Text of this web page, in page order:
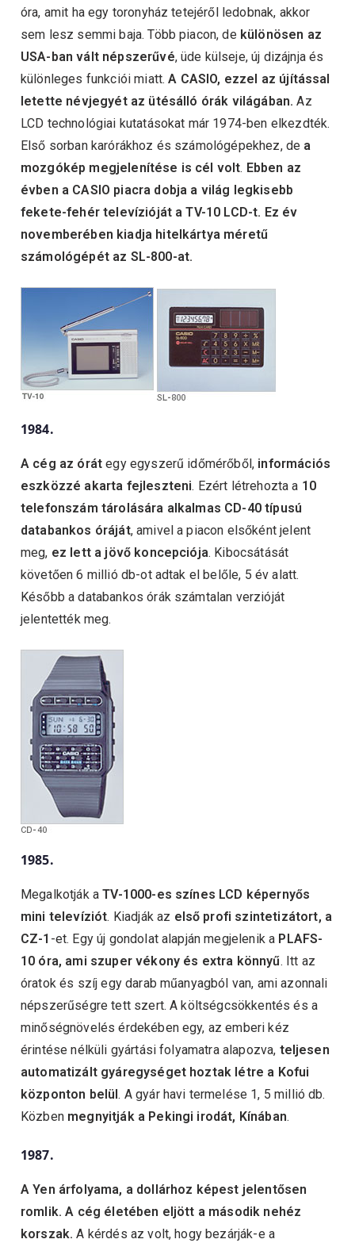
óra, amit ha egy toronyház tetejéről ledobnak, akkor
sem lesz semmi baja. Több piacon, de különösen az
USA-ban vált népszerűvé, üde külseje, új dizájnja és
különleges funkciói miatt.A CASIO, ezzel az újítással
letette névjegyét az ütésálló órák világában. Az
LCD technológiai kutatásokat már 1974-ben elkezdték.
Első sorban karórákhoz és számológépekhez, de a
mozgókép megjelenítése is cél volt. Ebben az
évben a CASIO piacra dobja a világ legkisebb
fekete-fehér televízióját a TV-10 LCD-t. Ez év
novemberében kiadja hitelkártya méretű
számológépét az SL-800-at.
1984.
A cég az órát egy egyszerű időmérőből, információs
eszközzé akarta fejleszteni. Ezért létrehozta a 10
telefonszám tárolására alkalmas CD-40 típusú
databankos óráját, amivel a piacon elsőként jelent
meg, ez lett a jövő koncepciója. Kibocsátását
követően 6 millió db-ot adtak el belőle, 5 év alatt.
Később a databankos órák számtalan verzióját
jelentették meg.
1985.
Megalkotják aTV-1000-es színes LCD képernyős
mini televíziót. Kiadják az első profi szintetizátort, a
CZ-1 -et. Egy új gondolat alapján megjelenik a PLAFS-
10 óra, ami szuper vékony és extra könnyű. Itt az
óratok és szíj egy darab műanyagból van, ami azonnali
népszerűségre tett szert. A költségcsökkentés és a
minőségnövelés érdekében egy, az emberi kéz
érintése nélküli gyártási folyamatra alapozva, teljesen
automatizált gyáregységet hoztak létre a Kofui
központon belül. A gyár havi termelése 1, 5 millió db.
Közben megnyitják a Pekingi irodát, Kínában.
1987.
A Yen árfolyama, a dollárhoz képest jelentősen
romlik. A cég életében eljött a második nehéz
korszak. A kérdés az volt, hogy bezárják-e a